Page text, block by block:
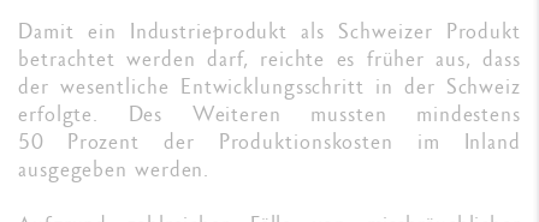
Damit ein Industrieprodukt als Schweizer Produkt
betrachtet werden darf, reichte es früher aus, dass
der wesentliche Entwicklungsschritt in der Schweiz
erfolgte. Des Weiteren mussten mindestens
50 Prozent der Produktionskosten im Inland
ausgegeben werden.